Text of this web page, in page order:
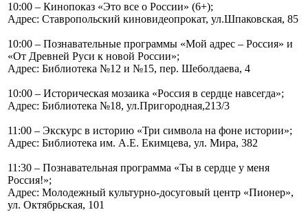
10:00 – Кинопоказ «Это все о России» (6+);
Адрес: Ставропольский киновидеопрокат, ул.Шпаковская, 85
10:00 – Познавательные программы «Мой адрес – Россия» и
«От Древней Руси к новой России»;
Адрес: Библиотека №12 и №15, пер. Шеболдаева, 4
10:00 – Историческая мозаика «Россия в сердце навсегда»;
Адрес: Библиотека №18, ул.Пригородная,213/3
11:00 – Экскурс в историю «Три символа на фоне истории»;
Адрес: Библиотека им. А.Е. Екимцева, ул. Мира, 382
11:30 – Познавательная программа «Ты в сердце у меня
Россия!»;
Адрес: Молодежный культурно-досуговый центр «Пионер»,
ул. Октябрьская, 101